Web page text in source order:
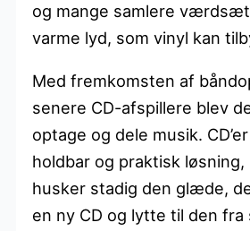
og mange samlere
varme lyd, som vinyl kan
Med fremkomsten af
senere CD-afspillere blev
optage og dele musik.
holdbar og praktisk løsning,
husker stadig den glæde,
en ny CD og lytte til den